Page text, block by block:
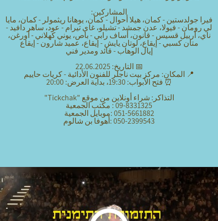
المشاركين:
فيرا جولدستين - كمان، هيلا أحوال - كمان، يوهانا ريثمولر - كمان، مايا
لي رومان - فيولا، عدن جمشد - تشيلو، غاي تيرام - عود، ساهر دافيد -
ناي، أرييل قسيس - قانون، أساف رابي - باص، يوني كهلاني - أورغن،
متان كسبي - إيقاع، لوتان يايش - إيقاع، عميد شارون - إيقاع
إيال الوهاب - قائد ومدير فني
📅 التاريخ: 22.06.2025
📍 المكان: مركز بيت ناجلر للفنون الأدائية - كريات حاييم
⏰ فتح الأبواب: 19:30، بداية العرض: 20:00
التذاكر: شراء أونلاين من موقع "Tickchak"
09-8331325 : مكتب الجمعية
051-5661882 :موبايل الجمعية
050-2399543 :أهوفا بن شالوم